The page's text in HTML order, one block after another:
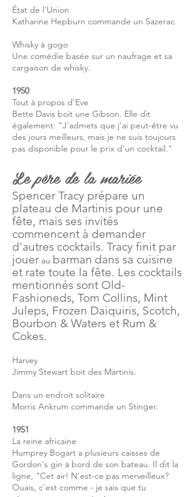
État de l'Union
Katharine Hepburn commande un Sazerac.
Whisky à gogo
Une comédie basée sur un naufrage et sa
cargaison de whisky.
1950
Tout à propos d'Eve
Bette Davis boit une Gibson. Elle dit
également: "J'admets que j'ai peut-être vu
des jours meilleurs, mais je ne suis toujours
pas disponible pour le prix d'un cocktail."
Le père de la mariée
Spencer Tracy prépare un
plateau de Martinis pour une
fête, mais ses invités
commencent à demander
d'autres cocktails. Tracy finit par
jouer au barman dans sa cuisine
et rate toute la fête. Les cocktails
mentionnés sont Old-
Fashioneds, Tom Collins, Mint
Juleps, Frozen Daiquiris, Scotch,
Bourbon & Waters et Rum &
Cokes.
Harvey
Jimmy Stewart boit des Martinis.
Dans un endroit solitaire
Morris Ankrum commande un Stinger.
1951
La reine africaine
Humprey Bogart a plusieurs caisses de
Gordon's gin à bord de son bateau. Il dit la
ligne, "Cet air! N'est-ce pas merveilleux?
Ouais, c'est comme - je sais que tu